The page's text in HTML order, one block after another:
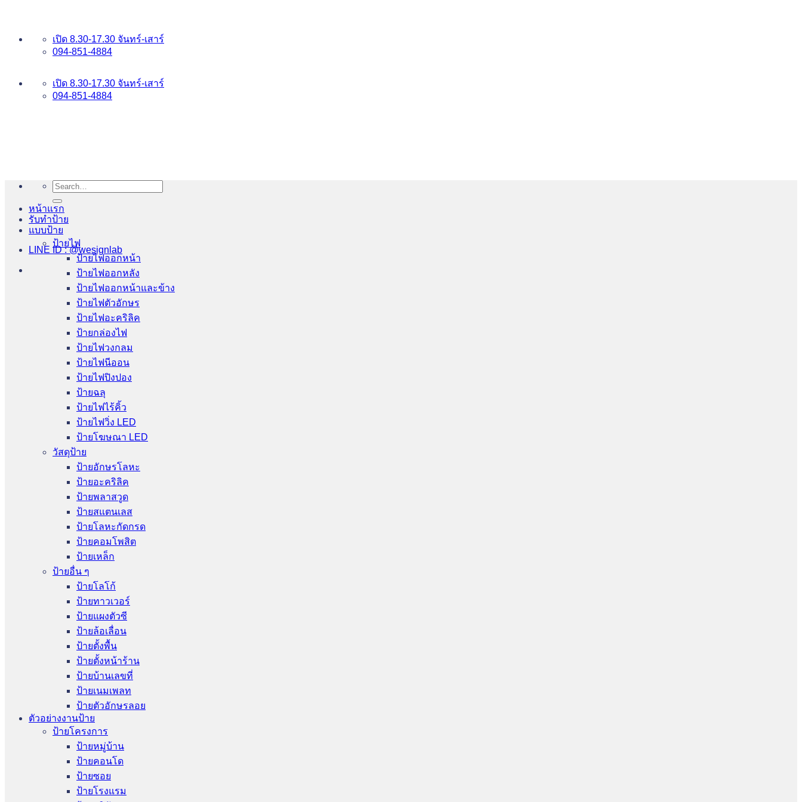
เปิด 8.30-17.30 จันทร์-เสาร์
094-851-4884
เปิด 8.30-17.30 จันทร์-เสาร์
094-851-4884
LINE ID : @wesignlab
Search
for:
หน้าแรก
รับทำป้าย
แบบป้าย
ป้ายไฟ
ป้ายไฟออกหน้า
ป้ายไฟออกหลัง
ป้ายไฟออกหน้าและข้าง
ป้ายไฟตัวอักษร
ป้ายไฟอะคริลิค
ป้ายกล่องไฟ
ป้ายไฟวงกลม
ป้ายไฟนีออน
ป้ายไฟปิงปอง
ป้ายฉลุ
ป้ายไฟไร้คิ้ว
ป้ายไฟวิ่ง LED
ป้ายโฆษณา LED
วัสดุป้าย
ป้ายอักษรโลหะ
ป้ายอะคริลิค
ป้ายพลาสวูด
ป้ายสแตนเลส
ป้ายโลหะกัดกรด
ป้ายคอมโพสิต
ป้ายเหล็ก
ป้ายอื่น ๆ
ป้ายโลโก้
ป้ายทาวเวอร์
ป้ายแผงตัวซี
ป้ายล้อเลื่อน
ป้ายตั้งพื้น
ป้ายตั้งหน้าร้าน
ป้ายบ้านเลขที่
ป้ายเนมเพลท
ป้ายตัวอักษรลอย
ตัวอย่างงานป้าย
ป้ายโครงการ
ป้ายหมู่บ้าน
ป้ายคอนโด
ป้ายซอย
ป้ายโรงแรม